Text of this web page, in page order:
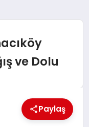
ve Dolu
Paylaş